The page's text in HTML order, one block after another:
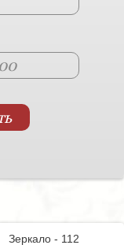
Зеркало - 112